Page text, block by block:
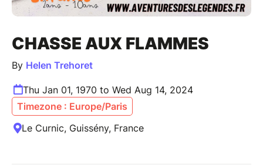
CHASSE AUX FLAMMES
By Helen Trehoret
Thu Jan 01, 1970 to Wed Aug 14, 2024
Timezone : Europe/Paris
Le Curnic, Guissény, France